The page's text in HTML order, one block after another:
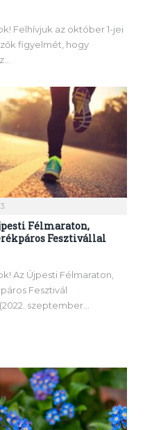
Felhívjuk az október 1-jei
figyelmét, hogy
Félmaraton,
Fesztivállal
Az Újpesti Félmaraton,
Fesztivál
szeptember…